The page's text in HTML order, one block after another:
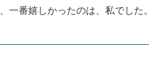
一番嬉しかったのは、私でした。